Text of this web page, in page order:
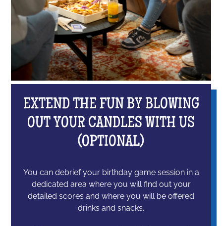
EXTEND THE FUN BY BLOWING
OUT YOUR CANDLES WITH US
(OPTIONAL)
You can debrief your birthday game session in a
dedicated area where you will find out your
detailed scores and where you will be offered
drinks and snacks.